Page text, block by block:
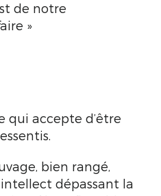
de notre
»
qui accepte d’être
bien rangé,
dépassant la